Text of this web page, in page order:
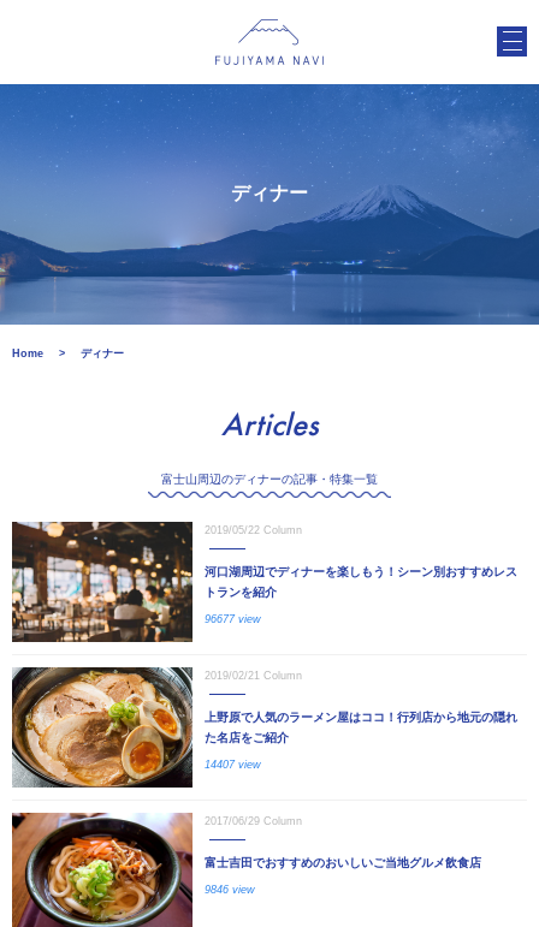
ディナー
Home ディナー
Articles
富士山周辺のディナーの記事・特集一覧
2019/05/22 Column
河口湖周辺でディナーを楽しもう！シーン別おすすめレス
トランを紹介
96677 view
2019/02/21 Column
上野原で人気のラーメン屋はココ！行列店から地元の隠れ
た名店をご紹介
14407 view
2017/06/29 Column
富士吉田でおすすめのおいしいご当地グルメ飲食店
9846 view